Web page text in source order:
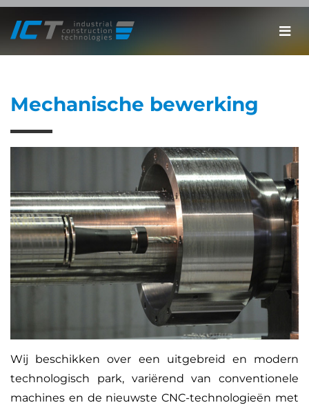
Mechanische bewerking
Wij beschikken over een uitgebreid en modern
technologisch park, variërend van conventionele
machines en de nieuwste CNC-technologieën met